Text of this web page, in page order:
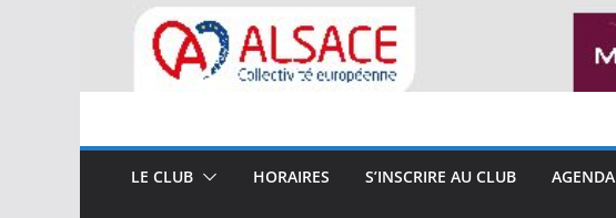
LE CLUB HORAIRES S’INSCRIRE AU CLUB AGENDA